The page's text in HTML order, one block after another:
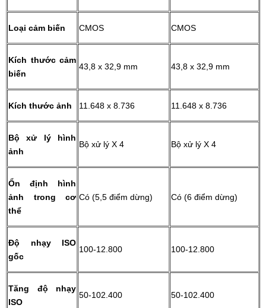
Loại cảm biến CMOS CMOS
Kích thước cảm
biến
43,8 x 32,9 mm 43,8 x 32,9 mm
Kích thước ảnh 11.648 x 8.736 11.648 x 8.736
Bộ xử lý hình
ảnh
Bộ xử lý X 4 Bộ xử lý X 4
Ổn định hình
ảnh trong cơ
thể
Có (5,5 điểm dừng) Có (6 điểm dừng)
Độ nhạy ISO
gốc
100-12.800 100-12.800
Tăng độ nhạy
ISO
50-102.400 50-102.400